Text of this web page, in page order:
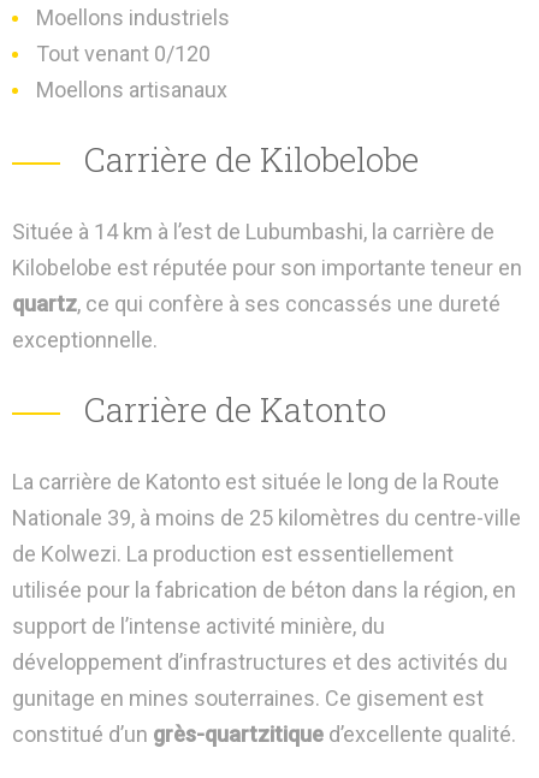
Moellons industriels
Tout venant 0/120
Moellons artisanaux
Carrière de Kilobelobe
Située à 14 km à l’est de Lubumbashi, la carrière de
Kilobelobe est réputée pour son importante teneur en
quartz, ce qui confère à ses concassés une dureté
exceptionnelle.
Carrière de Katonto
La carrière de Katonto est située le long de la Route
Nationale 39, à moins de 25 kilomètres du centre-ville
de Kolwezi. La production est essentiellement
utilisée pour la fabrication de béton dans la région, en
support de l’intense activité minière, du
développement d’infrastructures et des activités du
gunitage en mines souterraines. Ce gisement est
constitué d’un grès-quartzitique d’excellente qualité.